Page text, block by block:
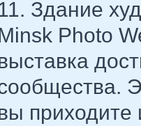
Здание
Photo